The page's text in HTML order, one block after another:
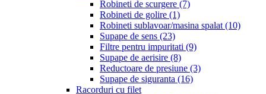
Robineti de scurgere (7)
Robineti de golire (1)
Robineti sublavoar/masina spalat (10)
Supape de sens (23)
Filtre pentru impuritati (9)
Supape de aerisire (8)
Reductoare de presiune (3)
Supape de siguranta (16)
Racorduri cu filet